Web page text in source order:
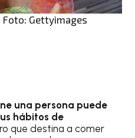
Foto: Gettyimages
una persona puede
hábitos de
que destina a comer